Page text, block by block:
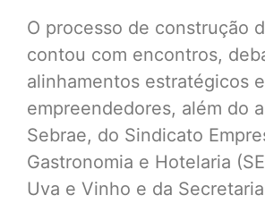
O processo de construção
contou com encontros,
alinhamentos estratégicos
empreendedores, além do
Sebrae, do Sindicato
Gastronomia e Hotelaria
Uva e Vinho e da